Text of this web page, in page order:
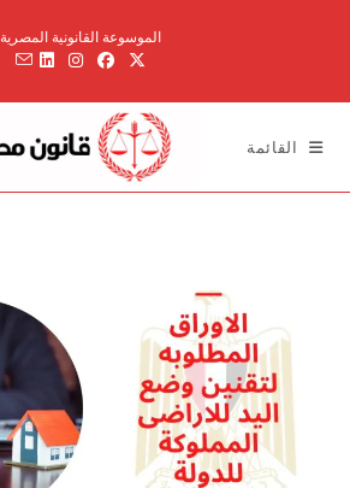
الموسوعة القانونية المصرية
القائمة